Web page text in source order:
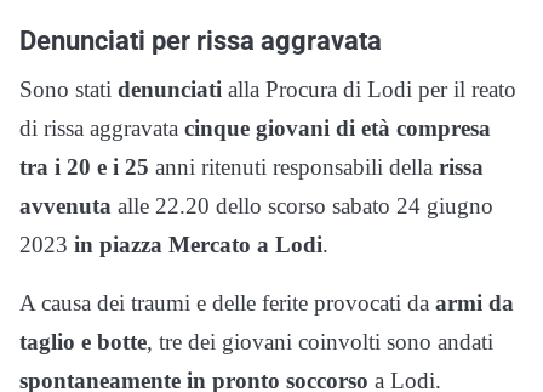
Denunciati per rissa aggravata
Sono stati denunciati alla Procura di Lodi per il reato
di rissa aggravata cinque giovani di età compresa
tra i 20 e i 25 anni ritenuti responsabili della rissa
avvenuta alle 22.20 dello scorso sabato 24 giugno
2023 in piazza Mercato a Lodi.
A causa dei traumi e delle ferite provocati da armi da
taglio e botte, tre dei giovani coinvolti sono andati
spontaneamente in pronto soccorso a Lodi.